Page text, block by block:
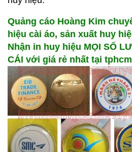
Quảng cáo Hoàng Kim
hiệu cài áo, sản xuất huy
Nhận in huy hiệu MỌI SỐ
CÁI với giá rẻ nhất tại